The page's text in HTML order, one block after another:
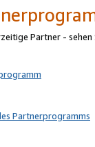
Partner - sehen
Partnerprogramms